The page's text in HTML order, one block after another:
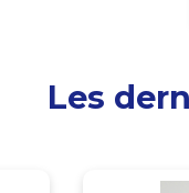
Les